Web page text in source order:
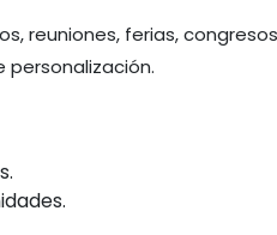
reuniones, ferias,